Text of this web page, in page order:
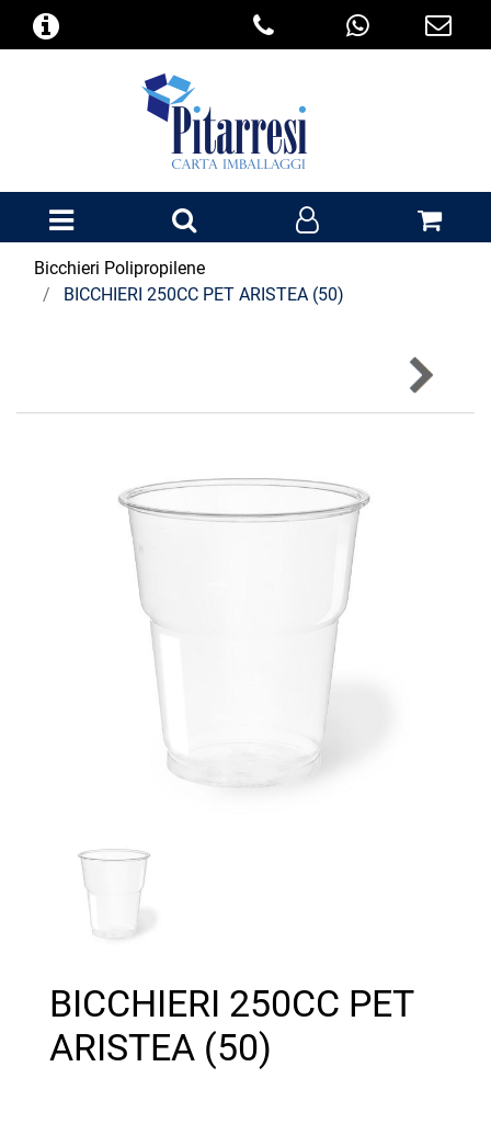
Open menu
Bicchieri Polipropilene
BICCHIERI 250CC PET ARISTEA (50)
BICCHIERI 250CC PET
ARISTEA (50)